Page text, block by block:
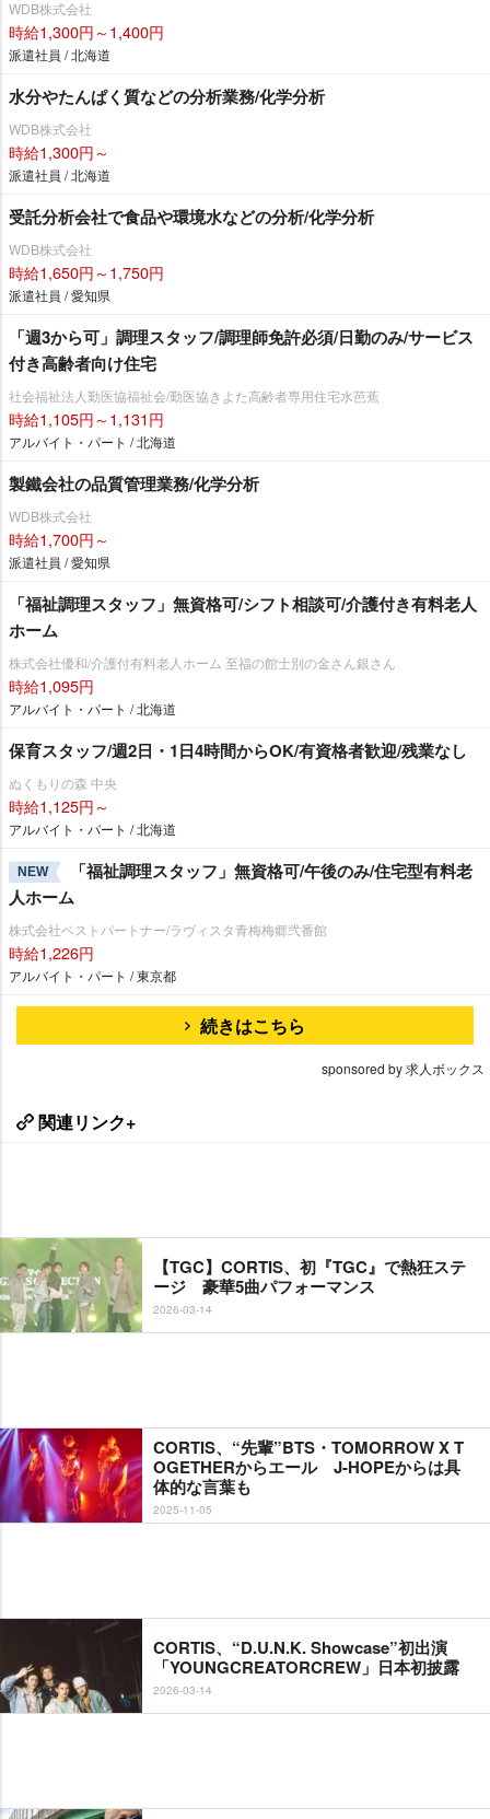
WDB株式会社
時給1,300円～1,400円
派遣社員 / 北海道
水分やたんぱく質などの分析業務/化学分析
WDB株式会社
時給1,300円～
派遣社員 / 北海道
受託分析会社で食品や環境水などの分析/化学分析
WDB株式会社
時給1,650円～1,750円
派遣社員 / 愛知県
「週3から可」調理スタッフ/調理師免許必須/日勤のみ/サービス
付き高齢者向け住宅
社会福祉法人勤医協福祉会/勤医協きよた高齢者専用住宅水芭蕉
時給1,105円～1,131円
アルバイト・パート / 北海道
製鐵会社の品質管理業務/化学分析
WDB株式会社
時給1,700円～
派遣社員 / 愛知県
「福祉調理スタッフ」無資格可/シフト相談可/介護付き有料老人
ホーム
株式会社優和/介護付有料老人ホーム 至福の館士別の金さん銀さん
時給1,095円
アルバイト・パート / 北海道
保育スタッフ/週2日・1日4時間からOK/有資格者歓迎/残業なし
ぬくもりの森 中央
時給1,125円～
アルバイト・パート / 北海道
NEW
「福祉調理スタッフ」無資格可/午後のみ/住宅型有料老
人ホーム
株式会社ベストパートナー/ラヴィスタ青梅梅郷弐番館
時給1,226円
アルバイト・パート / 東京都
続きはこちら
sponsored by 求人ボックス
関連リンク+
【TGC】CORTIS、初『TGC』で熱狂ステ
ージ 豪華5曲パフォーマンス
2026-03-14
CORTIS、“先輩”BTS・TOMORROW X T
OGETHERからエール J-HOPEからは具
体的な言葉も
2025-11-05
CORTIS、“D.U.N.K. Showcase”初出演
「YOUNGCREATORCREW」日本初披露
2026-03-14